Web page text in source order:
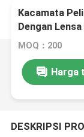
Kacamata
Dengan
MOQ：200
Harga
DESKRIPSI